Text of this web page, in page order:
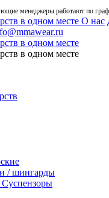
менеджеры работают по
О нас
/ шингарды
Суспензоры